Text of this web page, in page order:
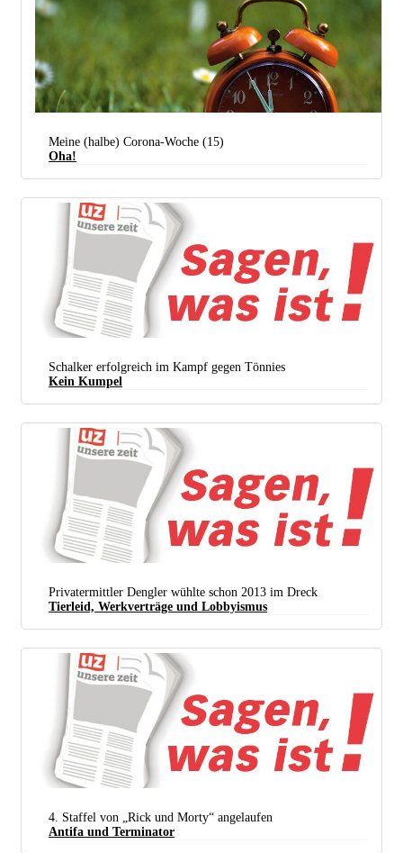
Im Garten: Immer fünf vor Zwölf
Meine (halbe) Corona-Woche (15)
Oha!
Schalker erfolgreich im Kampf gegen Tönnies
Kein Kumpel
Privatermittler Dengler wühlte schon 2013 im Dreck
Tierleid, Werkverträge und Lobbyismus
4. Staffel von „Rick und Morty“ angelaufen
Antifa und Terminator